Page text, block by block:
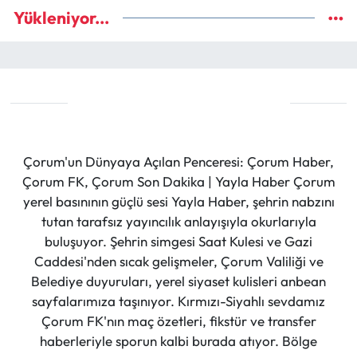
Yükleniyor...
Çorum'un Dünyaya Açılan Penceresi: Çorum Haber,
Çorum FK, Çorum Son Dakika | Yayla Haber Çorum
yerel basınının güçlü sesi Yayla Haber, şehrin nabzını
tutan tarafsız yayıncılık anlayışıyla okurlarıyla
buluşuyor. Şehrin simgesi Saat Kulesi ve Gazi
Caddesi'nden sıcak gelişmeler, Çorum Valiliği ve
Belediye duyuruları, yerel siyaset kulisleri anbean
sayfalarımıza taşınıyor. Kırmızı-Siyahlı sevdamız
Çorum FK'nın maç özetleri, fikstür ve transfer
haberleriyle sporun kalbi burada atıyor. Bölge